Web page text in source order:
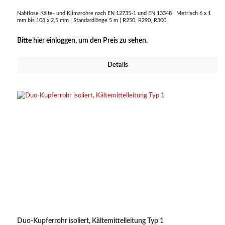
Nahtlose Kälte- und Klimarohre nach EN 12735-1 und EN 13348 | Metrisch 6 x 1
mm bis 108 x 2,5 mm | Standardlänge 5 m | R250, R290, R300
Bitte hier einloggen, um den Preis zu sehen.
Details
Duo-Kupferrohr isoliert, Kältemittelleitung Typ 1